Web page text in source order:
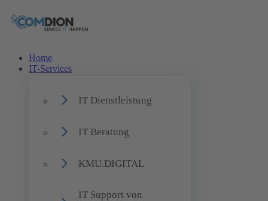
Home
IT-Services
IT Dienstleistung
IT Beratung
KMU.DIGITAL
IT Support von